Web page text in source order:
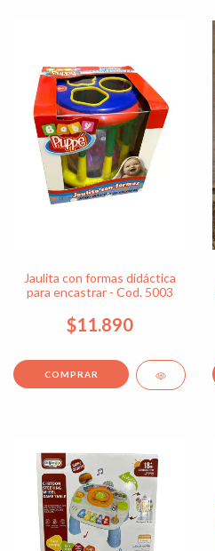
Jaulita con formas didáctica
para encastrar - Cod. 5003
$11.890